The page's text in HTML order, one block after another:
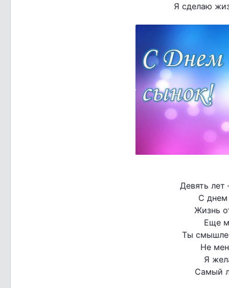
Я сделаю
Девять
С днем
Жизнь
Еще
Ты
Не
Я
Самый